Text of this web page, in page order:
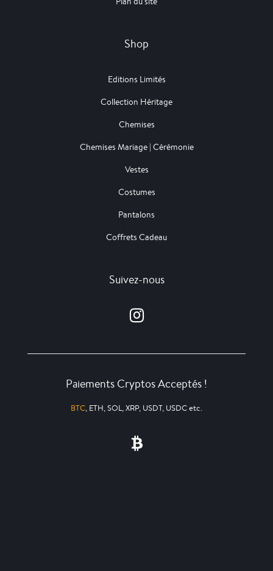
Shop
Editions Limités
Collection Héritage
Chemises
Chemises Mariage | Cérémonie
Vestes
Costumes
Pantalons
Coffrets Cadeau
Suivez-nous
Paiements Cryptos Acceptés !
BTC, ETH, SOL, XRP, USDT, USDC etc.